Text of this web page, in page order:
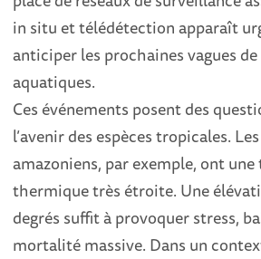
in situ et télédétection apparaît
anticiper les prochaines vagues
aquatiques.
Ces événements posent des
l’avenir des espèces tropicales.
amazoniens, par exemple, ont
thermique très étroite. Une
degrés suffit à provoquer stress,
mortalité massive. Dans un